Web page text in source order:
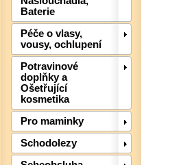
Baterie
Péče o vlasy,
vousy, ochlupení
Potravinové
doplňky a
Ošetřující
kosmetika
Pro maminky
Schodolezy